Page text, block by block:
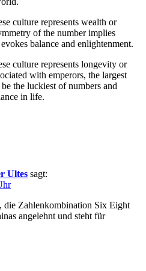
culture represents wealth or
of the number implies
balance and enlightenment.
culture represents longevity or
with emperors, the largest
the luckiest of numbers and
in life.
Ultes sagt:
die Zahlenkombination Six Eight
angelehnt und steht für